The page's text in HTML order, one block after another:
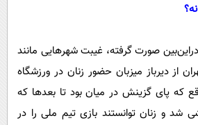
صورت گرفته، غیبت شهر‌هایی مانند
از دیرباز میزبان حضور زنان در ورزشگاه
که پای گزینش در میان بود تا بعد‌ها که
شد و زنان توانستند بازی تیم ملی را در